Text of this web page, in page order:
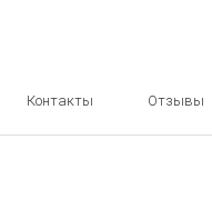
Контакты Отзывы